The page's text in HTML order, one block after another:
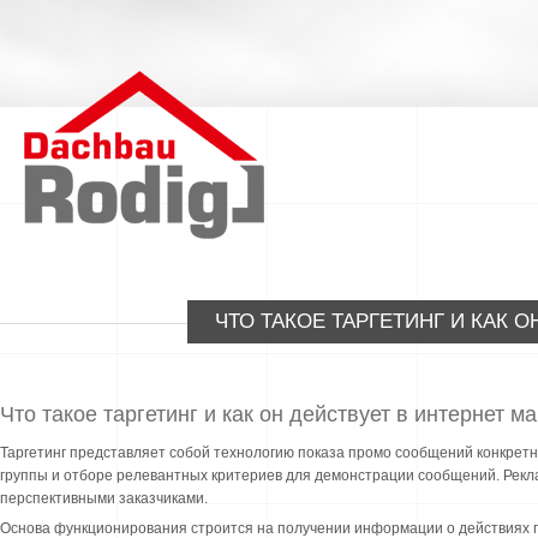
ЧТО ТАКОЕ ТАРГЕТИНГ И КАК
Что такое таргетинг и как он действует в интернет
Таргетинг представляет собой технологию показа промо сообщений
группы и отборе релевантных критериев для демонстрации сообщений.
перспективными заказчиками.
Основа функционирования строится на получении информации о